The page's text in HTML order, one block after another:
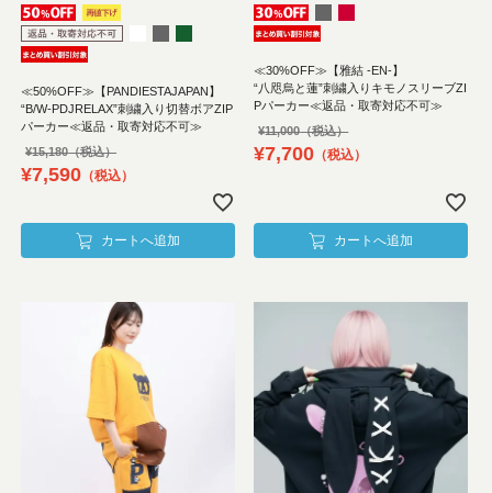
≪50%OFF≫【PANDIESTAJAPAN】
“B/W-PDJRELAX”刺繍入り切替ボアZIP
パーカー≪返品・取寄対応不可≫
¥15,180
¥7,590 税込
カートへ追加
≪30%OFF≫【雅結 -EN-】
“八咫烏と蓮”刺繍入りキモノスリーブZI
Pパーカー≪返品・取寄対応不可≫
¥11,000
¥7,700 税込
カートへ追加